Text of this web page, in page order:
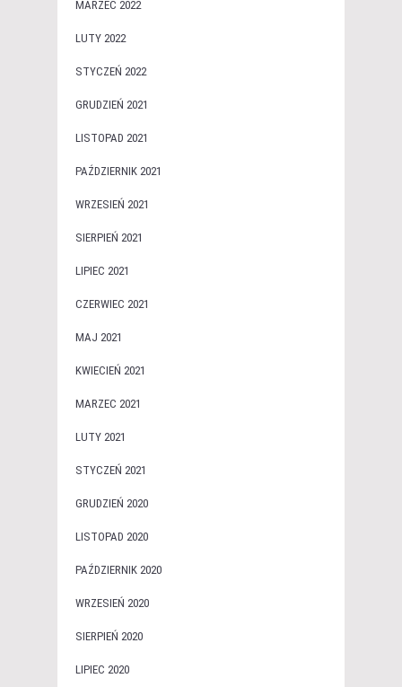
MARZEC 2022
LUTY 2022
STYCZEŃ 2022
GRUDZIEŃ 2021
LISTOPAD 2021
PAŹDZIERNIK 2021
WRZESIEŃ 2021
SIERPIEŃ 2021
LIPIEC 2021
CZERWIEC 2021
MAJ 2021
KWIECIEŃ 2021
MARZEC 2021
LUTY 2021
STYCZEŃ 2021
GRUDZIEŃ 2020
LISTOPAD 2020
PAŹDZIERNIK 2020
WRZESIEŃ 2020
SIERPIEŃ 2020
LIPIEC 2020